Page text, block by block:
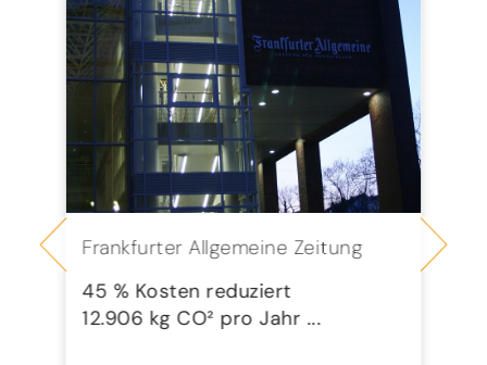
Frankfurter Allgemeine Zeitung
45 % Kosten reduziert
12.906 kg CO² pro Jahr ...